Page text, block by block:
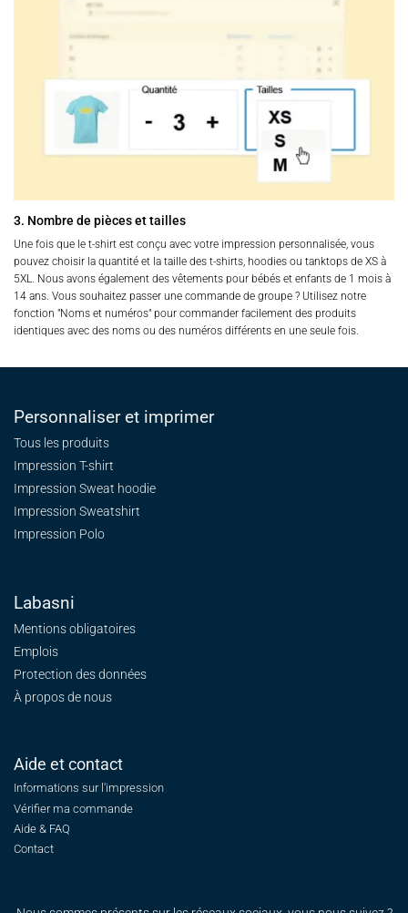
3. Nombre de pièces et tailles
Une fois que le t-shirt est conçu avec votre impression personnalisée, vous
pouvez choisir la quantité et la taille des t-shirts, hoodies ou tanktops de XS à
5XL. Nous avons également des vêtements pour bébés et enfants de 1 mois à
14 ans. Vous souhaitez passer une commande de groupe ? Utilisez notre
fonction "Noms et numéros" pour commander facilement des produits
identiques avec des noms ou des numéros différents en une seule fois.
Personnaliser et imprimer
Tous les produits
Impression T-shirt
Impression Sweat hoodie
Impression Sweatshirt
Impression Polo
Labasni
Mentions obligatoires
Emplois
Protection des données
À propos de nous
Aide et contact
Informations sur l'impression
Vérifier ma commande
Aide & FAQ
Contact